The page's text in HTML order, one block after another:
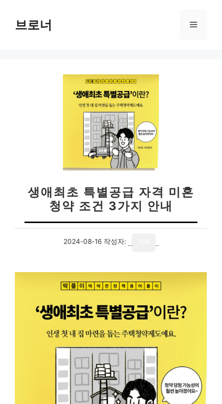
브로너 메
생애최초 특별공급 자격 미혼
청약 조건 3가지 안내
2024-08-16 작성자: